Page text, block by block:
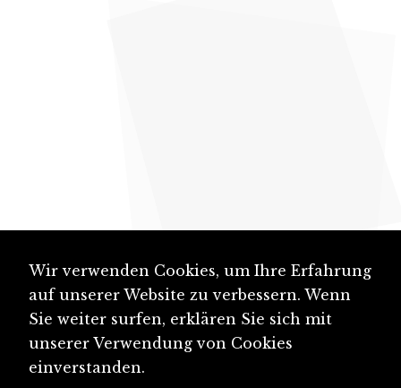
Wir verwenden Cookies, um Ihre Erfahrung
auf unserer Website zu verbessern. Wenn
Sie weiter surfen, erklären Sie sich mit
unserer Verwendung von Cookies
einverstanden.